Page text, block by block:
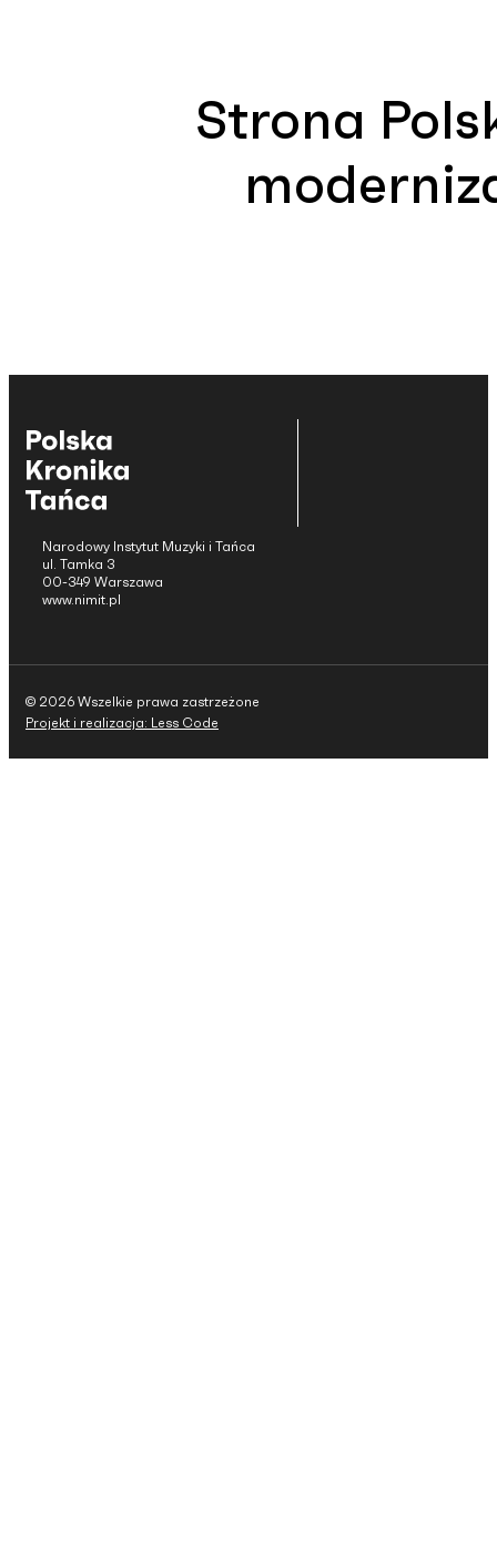
Strona
Narodowy Instytut Muzyki i Tańca
ul. Tamka 3
00-349 Warszawa
www.nimit.pl
© 2026 Wszelkie prawa zastrzeżone
Projekt i realizacja: Less Code